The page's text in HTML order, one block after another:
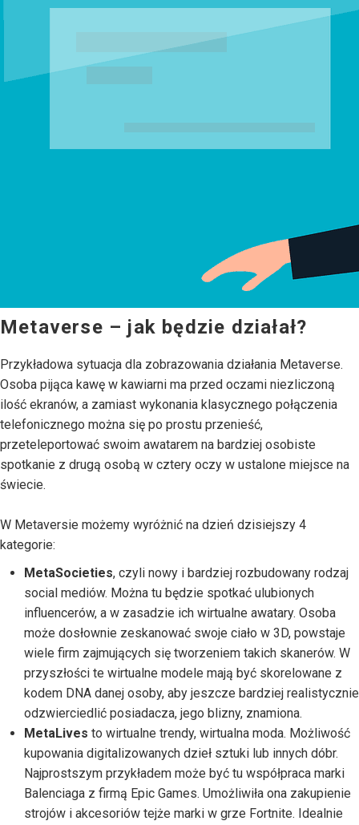
Metaverse – jak będzie działał?
Przykładowa sytuacja dla zobrazowania działania Metaverse.
Osoba pijąca kawę w kawiarni ma przed oczami niezliczoną
ilość ekranów, a zamiast wykonania klasycznego połączenia
telefonicznego można się po prostu przenieść,
przeteleportować swoim awatarem na bardziej osobiste
spotkanie z drugą osobą w cztery oczy w ustalone miejsce na
świecie.
W Metaversie możemy wyróżnić na dzień dzisiejszy 4
kategorie:
MetaSocieties, czyli nowy i bardziej rozbudowany rodzaj
social mediów. Można tu będzie spotkać ulubionych
influencerów, a w zasadzie ich wirtualne awatary. Osoba
może dosłownie zeskanować swoje ciało w 3D, powstaje
wiele firm zajmujących się tworzeniem takich skanerów. W
przyszłości te wirtualne modele mają być skorelowane z
kodem DNA danej osoby, aby jeszcze bardziej realistycznie
odzwierciedlić posiadacza, jego blizny, znamiona.
MetaLives to wirtualne trendy, wirtualna moda. Możliwość
kupowania digitalizowanych dzieł sztuki lub innych dóbr.
Najprostszym przykładem może być tu współpraca marki
Balenciaga z firmą Epic Games. Umożliwiła ona zakupienie
strojów i akcesoriów tejże marki w grze Fortnite. Idealnie